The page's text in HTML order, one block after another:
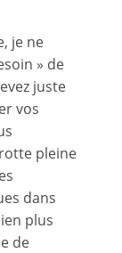
je ne
» de
juste
vos
pleine
dans
plus
de